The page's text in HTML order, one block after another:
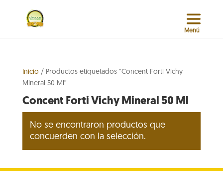
Inicio / Productos etiquetados “Concent Forti Vichy
Mineral 50 Ml”
Concent Forti Vichy Mineral 50 Ml
No se encontraron productos que
concuerden con la selección.